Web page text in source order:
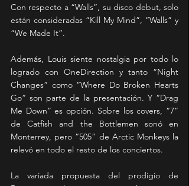
Con respecto a “Walls”, su disco debut, solo
están consideradas “Kill My Mind”, “Walls” y
“We Made It”.
Además, Louis siente nostalgia por todo lo
logrado con OneDirection y tanto “Night
Changes” como “Where Do Broken Hearts
Go” son parte de la presentación. Y “Drag
Me Down” es opción. Sobre los covers, “7”
de Catfish and the Bottlemen sonó en
Monterrey, pero “505” de Arctic Monkeys la
relevó en todo el resto de los conciertos.
La variada propuesta del prodigio de